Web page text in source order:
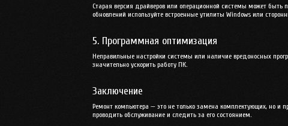
Старая версия драйверов или операционной системы может быть
обновлений используйте встроенные утилиты Windows или
5. Программная оптимизация
Неправильные настройки системы или наличие вредоносных
значительно ускорить работу ПК.
Заключение
Ремонт компьютера — это не только замена комплектующих, но и
проводить обслуживание и следить за его состоянием.